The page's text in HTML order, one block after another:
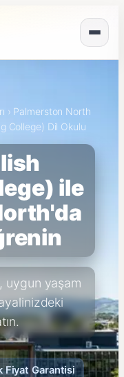
› Palmerston North
College) Dil Okulu
ile
uygun yaşam
Fiyat Garantisi